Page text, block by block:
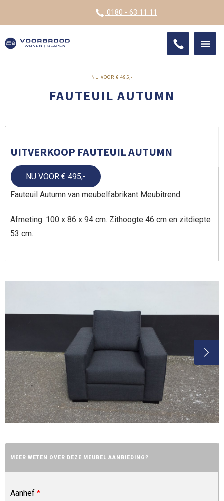
0180 - 63 11 11
FAUTEUIL AUTUMN
NU VOOR € 495,-
UITVERKOOP FAUTEUIL AUTUMN
NU VOOR € 495,-
Fauteuil Autumn van meubelfabrikant Meubitrend.
Afmeting: 100 x 86 x 94 cm. Zithoogte 46 cm en zitdiepte
53 cm.
MEER WETEN OVER DEZE MEUBEL AANBIEDING?
Aanhef *